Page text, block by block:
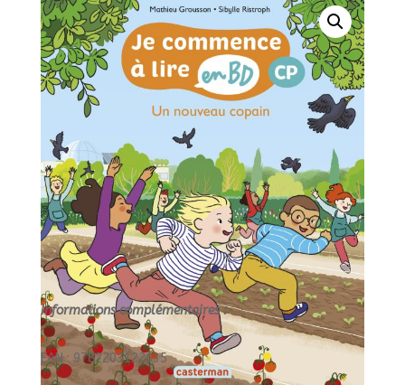
A
LIRE
EN
BD
Informations complémentaires :
EAN : 9782203122635